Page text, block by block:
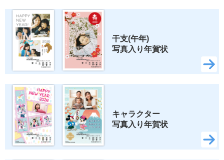
干支(午年)
写真入り年賀状
キャラクター
写真入り年賀状